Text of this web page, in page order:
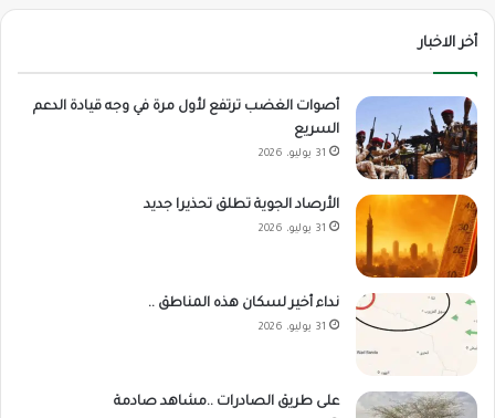
أخر الاخبار
أصوات الغضب ترتفع لأول مرة في وجه قيادة الدعم
السريع
31 يوليو، 2026
الأرصاد الجوية تطلق تحذيرا جديد
31 يوليو، 2026
نداء أخير لسكان هذه المناطق ..
31 يوليو، 2026
على طريق الصادرات ..مشاهد صادمة